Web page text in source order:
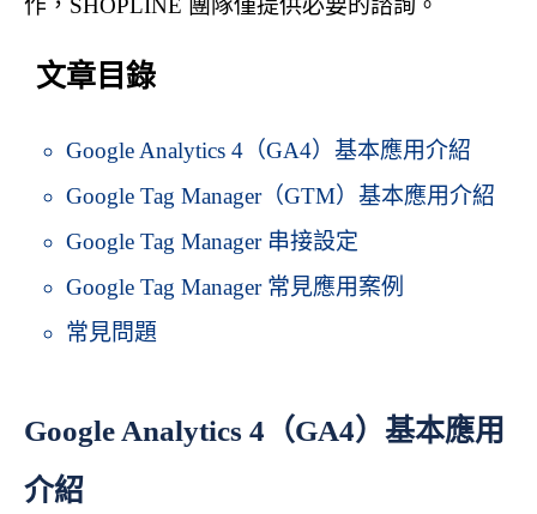
文章目錄
Google Analytics 4（GA4）基本應用介紹
Google Tag Manager（GTM）基本應用介紹
Google Tag Manager 串接設定
Google Tag Manager 常見應用案例
常見問題
Google Analytics 4（GA4）基本應用
介紹